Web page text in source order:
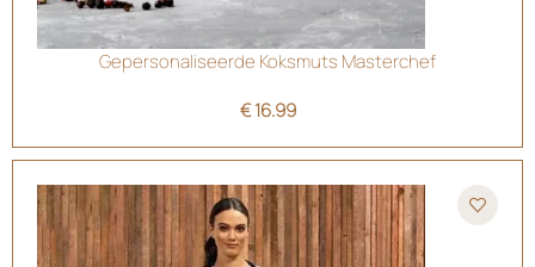
Gepersonaliseerde Koksmuts Masterchef
€16.99